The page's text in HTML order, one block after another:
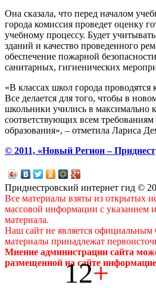
Она сказала, что перед началом
города комиссия проведет оценку
учебному процессу. Будет
зданий и качество проведенного
обеспечение пожарной
санитарных, гигиенических
«В классах школ города проводятся
Все делается для того, чтобы в
школьники учились в максимально
соответствующих всем
образования», – отметила Лариса
© 2011, «Новый Регион –
Приднестровский интернет гид ©
Все материалы взяты из открытых
массовой информации с указанием
материала.
Наш сайт не является
материалы принадлежат
Мнение администрации сайта
размещенной на сайте
12+